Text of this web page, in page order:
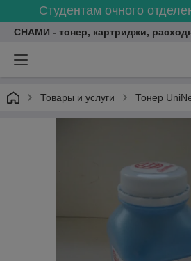
Студентам очного
СНАМИ - тонер, картриджи,
Товары и услуги Тонер